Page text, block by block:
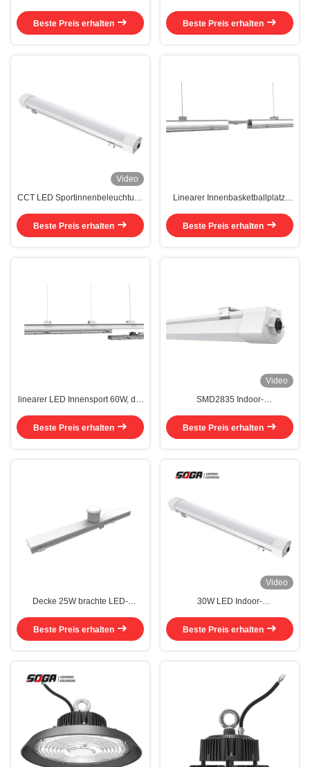
40W beleuchtet
Beste Preis erhalten
beleuchtet
Beste Preis erhalten
Video
CCT LED Sportinnenbeleuchtung
Innenbeleuchtung IP65
Beste Preis erhalten
Linearer Innenbasketballplatz,
24W beleuchtet
Beste Preis erhalten
linearer LED Innensport 60W, der
verdunkelnd beleuchtet
Beste Preis erhalten
Video
SMD2835 Indoor-
Office Tri Proof Light IP65
Beste Preis erhalten
Decke 25W brachte LED-
Verdunkelung beleuchtet
Beste Preis erhalten
Video
30W LED Indoor-
High Lumen Sport LED-
Beleuchtung
Beste Preis erhalten